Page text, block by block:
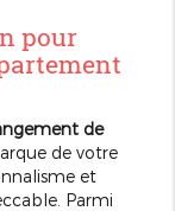
pour
de
de votre
et
Parmi